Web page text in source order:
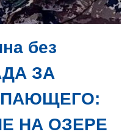
без
ЗА
НА ОЗЕРЕ